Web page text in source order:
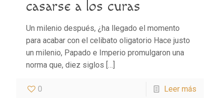
casarse a los curas
Un milenio después, ¿ha llegado el momento
para acabar con el celibato oligatorio Hace justo
un milenio, Papado e Imperio promulgaron una
norma que, diez siglos […]
0 Leer más